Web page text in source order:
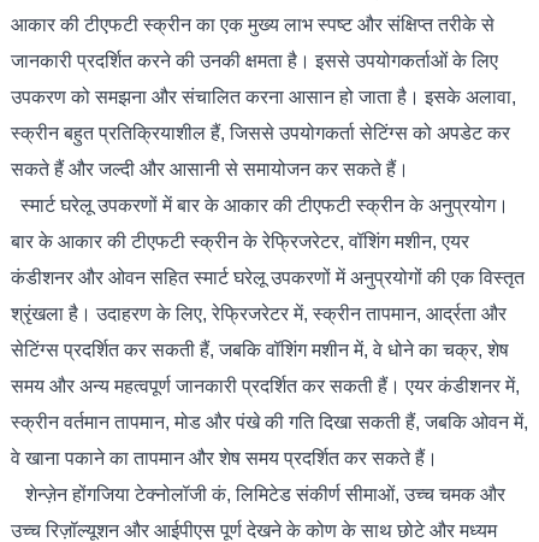
आकार की टीएफटी स्क्रीन का एक मुख्य लाभ स्पष्ट और संक्षिप्त तरीके से
जानकारी प्रदर्शित करने की उनकी क्षमता है। इससे उपयोगकर्ताओं के लिए
उपकरण को समझना और संचालित करना आसान हो जाता है। इसके अलावा,
स्क्रीन बहुत प्रतिक्रियाशील हैं, जिससे उपयोगकर्ता सेटिंग्स को अपडेट कर
सकते हैं और जल्दी और आसानी से समायोजन कर सकते हैं।
स्मार्ट घरेलू उपकरणों में बार के आकार की टीएफटी स्क्रीन के अनुप्रयोग।
बार के आकार की टीएफटी स्क्रीन के रेफ्रिजरेटर, वॉशिंग मशीन, एयर
कंडीशनर और ओवन सहित स्मार्ट घरेलू उपकरणों में अनुप्रयोगों की एक विस्तृत
श्रृंखला है। उदाहरण के लिए, रेफ्रिजरेटर में, स्क्रीन तापमान, आर्द्रता और
सेटिंग्स प्रदर्शित कर सकती हैं, जबकि वॉशिंग मशीन में, वे धोने का चक्र, शेष
समय और अन्य महत्वपूर्ण जानकारी प्रदर्शित कर सकती हैं। एयर कंडीशनर में,
स्क्रीन वर्तमान तापमान, मोड और पंखे की गति दिखा सकती हैं, जबकि ओवन में,
वे खाना पकाने का तापमान और शेष समय प्रदर्शित कर सकते हैं।
शेन्ज़ेन होंगजिया टेक्नोलॉजी कं, लिमिटेड संकीर्ण सीमाओं, उच्च चमक और
उच्च रिज़ॉल्यूशन और आईपीएस पूर्ण देखने के कोण के साथ छोटे और मध्यम